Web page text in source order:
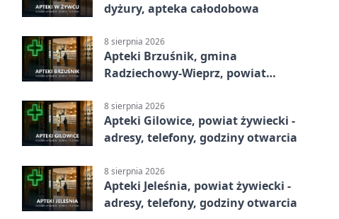
dyżury, apteka całodobowa
8 sierpnia 2026
Apteki Brzuśnik, gmina
Radziechowy-Wieprz, powiat
otwarcia
8 sierpnia 2026
Apteki Gilowice, powiat żywiecki -
adresy, telefony, godziny otwarcia
8 sierpnia 2026
Apteki Jeleśnia, powiat żywiecki -
adresy, telefony, godziny otwarcia